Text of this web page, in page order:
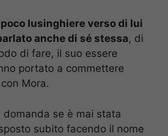
lusinghiere verso di lui
anche di sé stessa, di
di fare, il suo essere
portato a commettere
Mora.
domanda se è mai stata
subito facendo il nome